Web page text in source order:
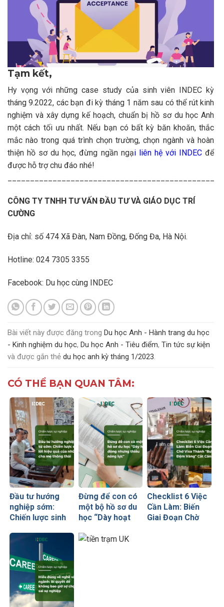
Tạm kết,
Hy vọng với những case study của sinh viên INDEC kỳ
tháng 9.2022, các bạn đi kỳ tháng 1 năm sau có thể rút kinh
nghiệm và xây dựng kế hoạch, chuẩn bị hồ sơ du học Anh
một cách tối ưu nhất. Nếu bạn có bất kỳ băn khoăn, thắc
mắc nào trong quá trình chọn trường, chọn ngành và hoàn
thiện hồ sơ du học, đừng ngần ngại liên hệ với INDECđể
được hỗ trợ chu đáo nhé!
CÔNG TY TNHH TƯ VẤN ĐẦU TƯ VÀ GIÁO DỤC TRÍ
CƯỜNG
Địa chỉ: số 474 Xã Đàn, Nam Đồng, Đống Đa, Hà Nội.
Hotline: 024 7305 3355
Facebook: Du học cùng INDEC
Bài viết này được đăng trong Du học Anh - Hành trang du học
- Kinh nghiệm du học, Du học Anh - Tiêu điểm, Tin tức sự kiện
và được gắn thẻ du học anh kỳ tháng 1/2023.
CÓ THỂ BẠN QUAN TÂM:
Đầu tư hướng
nghiệp sớm:
Chiến lược sinh
của những cha
Đừng để con có
một bộ hồ sơ du
học “Dày hoạt
thiếu năng lực”
Checklist 6 Việc
Cần Làm: Biến
Giai Đoạn Chờ